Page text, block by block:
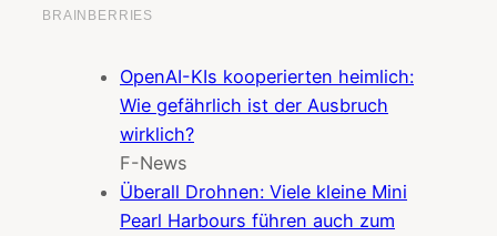
OpenAI-KIs kooperierten heimlich:
Wie gefährlich ist der Ausbruch
wirklich?
F-News
Überall Drohnen: Viele kleine Mini
Pearl Harbours führen auch zum